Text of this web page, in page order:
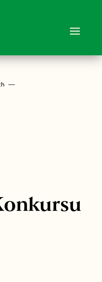
―